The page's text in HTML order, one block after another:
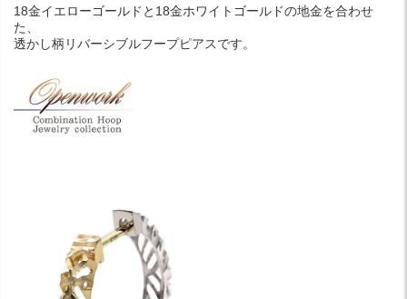
18金イエローゴールドと18金ホワイトゴールドの地金を合わせ
た、
透かし柄リバーシブルフープピアスです。